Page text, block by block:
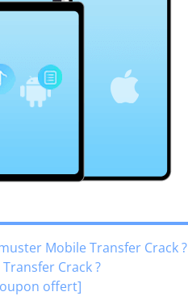
Mobile Transfer Crack ?
Crack ?
offert]